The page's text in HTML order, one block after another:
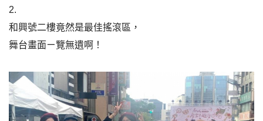
2.
和興號二樓竟然是最佳搖滾區，
舞台畫面ㄧ覽無遺啊！